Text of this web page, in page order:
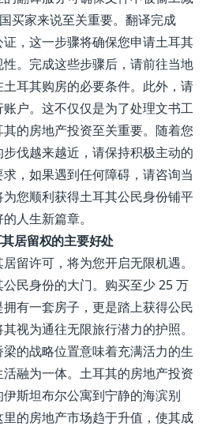
买家来说至关重要。翻译完成
，这一步骤将确保您申请土耳其
。完成这些步骤后，请前往当地
耳其购房的必要条件。此外，请
户。这不仅仅是为了处理文书工
的房地产投资至关重要。随着您
伐越来越近，请保持积极主动的
，如果遇到任何障碍，请咨询当
您顺利获得土耳其公民身份铺平
人生新篇章。
居留权的主要好处
留许可，将为您开启无限机遇。
民身份的大门。购买至少 25 万
有一套房子，更是踏上获得公民
视为通往无限旅行潜力的护照。
的战略位置意味着充满活力的生
融为一体。土耳其的房地产投资
斯坦布尔公寓到宁静的海滨别
的房地产市场趋于升值，使其成